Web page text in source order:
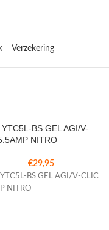
Verzekering
BS GEL AGI/V-
NITRO
€29,95
BS GEL AGI/V-CLIC
NITRO